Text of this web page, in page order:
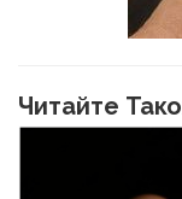
Читайте